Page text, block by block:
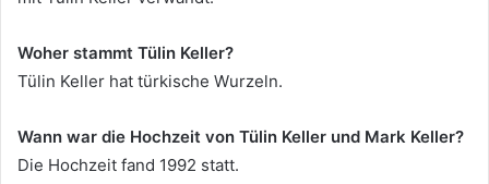
Woher stammt Tülin Keller?
Tülin Keller hat türkische Wurzeln.
Wann war die Hochzeit von Tülin Keller und Mark Keller?
Die Hochzeit fand 1992 statt.